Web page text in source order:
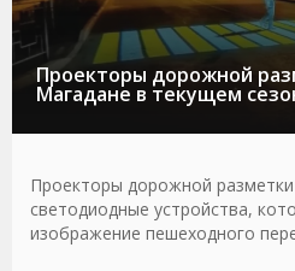
Проекторы дорожной
Магадане в текущем
Проекторы дорожной
светодиодные устройства,
изображение пешеходного